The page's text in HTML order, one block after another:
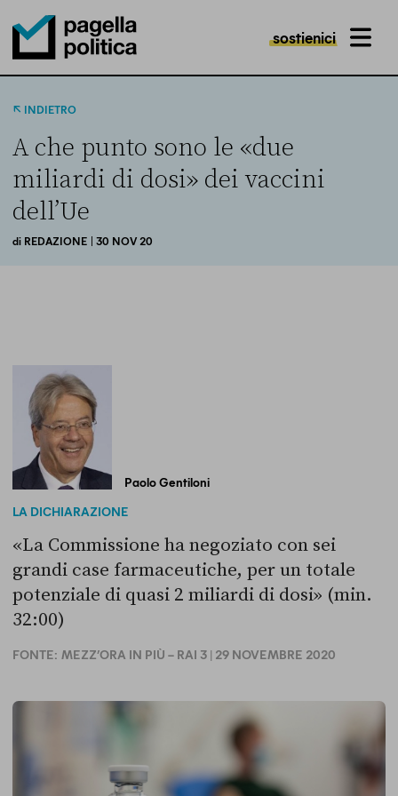
Pagella Politica Logo
sostienici MENU
INDIETRO
A che punto sono le «due
miliardi di dosi» dei vaccini
dell’Ue
di REDAZIONE | 30 NOV 20
Paolo Gentiloni
LA DICHIARAZIONE
«La Commissione ha negoziato con sei
grandi case farmaceutiche, per un totale
potenziale di quasi 2 miliardi di dosi» (min.
32:00)
FONTE: MEZZ’ORA IN PIÙ – RAI 3 | 29 NOVEMBRE 2020